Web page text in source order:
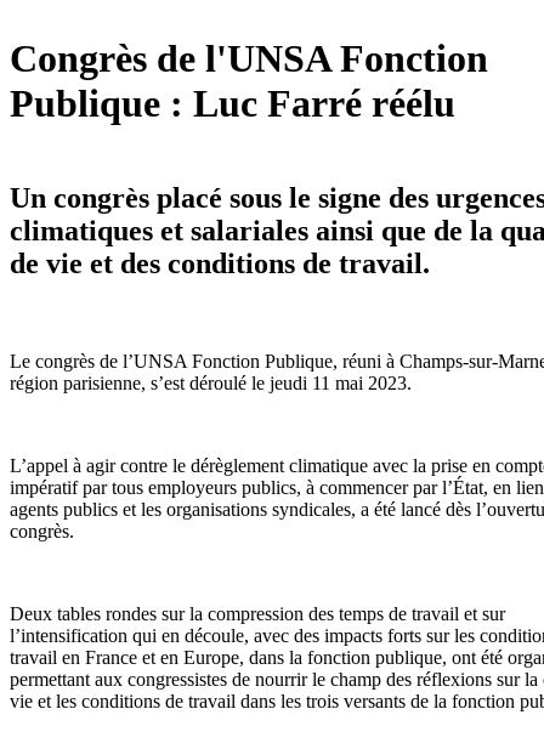
Congrès de l'UNSA Fonction
Publique : Luc Farré réélu
Un congrès placé sous le signe des
climatiques et salariales ainsi que de la
de vie et des conditions de travail.
Le congrès de l’UNSA Fonction Publique, réuni à Champs-sur-
région parisienne, s’est déroulé le jeudi 11 mai 2023.
L’appel à agir contre le dérèglement climatique avec la prise en
impératif par tous employeurs publics, à commencer par l’État, en
agents publics et les organisations syndicales, a été lancé dès
congrès.
Deux tables rondes sur la compression des temps de travail et sur
l’intensification qui en découle, avec des impacts forts sur les
travail en France et en Europe, dans la fonction publique, ont été
permettant aux congressistes de nourrir le champ des réflexions sur la
vie et les conditions de travail dans les trois versants de la fonction